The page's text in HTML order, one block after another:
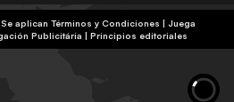
Publicitária | Principios editoriales